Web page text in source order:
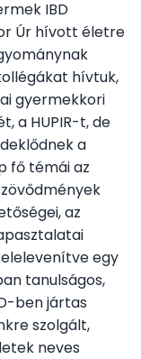
Események
HUPIR
Tagoknak
Vezetőség
Jelentkezés
IBD
Úr hívott életre
hívtuk,
gyermekkori
a HUPIR-t, de
a
fő témái az
az
egy
tanulságos,
ben jártas
szolgált,
neves